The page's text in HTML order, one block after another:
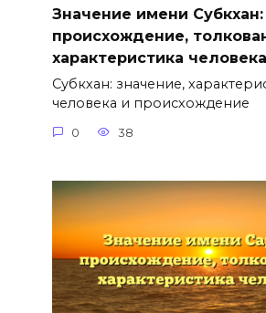
Значение имени Субкхан:
происхождение,
характеристика человека
Субкхан: значение,
человека и происхождение
0 38